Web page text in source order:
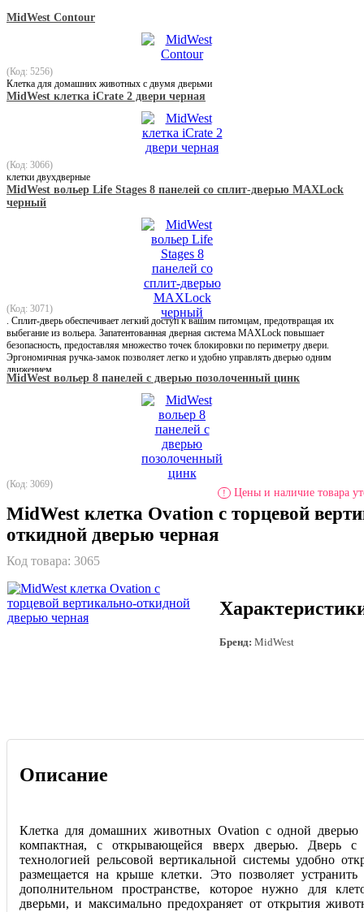
MidWest Contour
(Код: 5256)
Клетка для домашних животных с двумя дверьми
MidWest клетка iCrate 2 двери черная
(Код: 3066)
клетки двухдверные
MidWest вольер Life Stages 8 панелей со сплит-дверью MAXLock
черный
(Код: 3071)
. Сплит-дверь обеспечивает легкий доступ к вашим питомцам, предотвращая их
выбегание из вольера. Запатентованная дверная система MAXLock повышает
безопасность, предоставляя множество точек блокировки по периметру двери.
Эргономичная ручка-замок позволяет легко и удобно управлять дверью одним
движением.
MidWest вольер 8 панелей с дверью позолоченный цинк
(Код: 3069)
! Цены и наличие товара
MidWest клетка Ovation с торцевой
откидной дверью черная
Код товара: 3065
Бренд: MidWest
Описание
Клетка для домашних животных Ovation с одной дверью
компактная, с открывающейся вверх дверью. Дверь с
технологией рельсовой вертикальной системы удобно
размещается на крыше клетки. Это позволяет устранить
дополнительном пространстве, которое нужно для
дверьми, и максимально предохраняет от открытия